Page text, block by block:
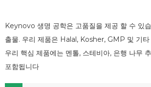
Keynovo 생명 공학은 고품질을 제공 할 수 있
출물. 우리 제품은 Halal, Kosher, GMP 및 기타
우리 핵심 제품에는 멘톨, 스테비아, 은행 나무
포함됩니다